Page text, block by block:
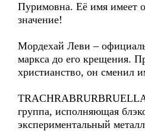
Пуримовна. Её имя имеет
значение!
Мордехай Леви –
маркса до его крещения.
христианство, он сменил
группа, исполняющая
экспериментальный